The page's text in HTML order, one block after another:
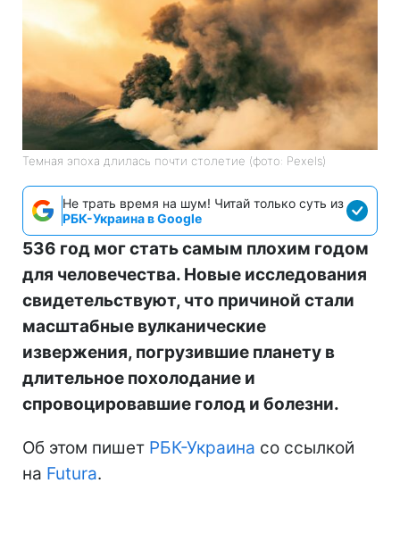
Темная эпоха длилась почти столетие (фото: Pexels)
Не трать время на шум! Читай только суть из
РБК-Украина в Google
536 год мог стать самым плохим годом
для человечества. Новые исследования
свидетельствуют, что причиной стали
масштабные вулканические
извержения, погрузившие планету в
длительное похолодание и
спровоцировавшие голод и болезни.
Об этом пишет РБК-Украина со ссылкой
на Futura.